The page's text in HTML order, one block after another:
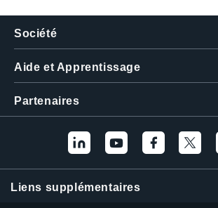
Société
Aide et Apprentissage
Partenaires
Liens supplémentaires